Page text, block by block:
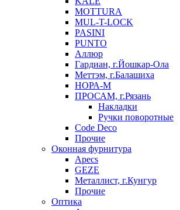
MOTTURA
MUL-T-LOCK
PASINI
PUNTO
Аллюр
Гардиан, г.Йошкар-Ола
Меттэм, г.Балашиха
НОРА-М
ПРОСАМ, г.Рязань
Накладки
Ручки поворотные
Code Deco
Прочие
Оконная фурнитура
Apecs
GEZE
Металлист, г.Кунгур
Прочие
Оптика